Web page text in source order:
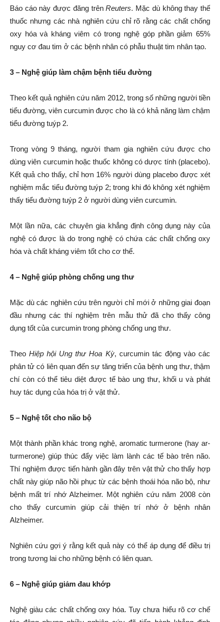
Báo cáo này được đăng trênReuters. Mặc dù không thay thế
thuốc nhưng các nhà nghiên cứu chỉ rõ rằng các chất chống
oxy hóa và kháng viêm có trong nghệ góp phần giảm 65%
nguy cơ đau tim ở các bệnh nhân có phẫu thuật tim nhân tạo.
3 – Nghệ giúp làm chậm bệnh tiểu đường
Theo kết quả nghiên cứu năm 2012, trong số những người tiền
tiểu đường, viên curcumin được cho là có khả năng làm chậm
tiểu đường tuýp 2.
Trong vòng 9 tháng, người tham gia nghiên cứu được cho
dùng viên curcumin hoặc thuốc không có dược tính (placebo).
Kết quả cho thấy, chỉ hơn 16% người dùng placebo được xét
nghiệm mắc tiểu đường tuýp 2; trong khi đó không xét nghiệm
thấy tiểu đường tuýp 2 ở người dùng viên curcumin.
Một lần nữa, các chuyên gia khẳng định công dụng này của
nghệ có được là do trong nghệ có chứa các chất chống oxy
hóa và chất kháng viêm tốt cho cơ thể.
4 – Nghệ giúp phòng chống ung thư
Mặc dù các nghiên cứu trên người chỉ mới ở những giai đoạn
đầu nhưng các thí nghiệm trên mẫu thử đã cho thấy công
dụng tốt của curcumin trong phòng chống ung thư.
TheoHiệp hội Ung thư Hoa Kỳ, curcumin tác động vào các
phân tử có liên quan đến sự tăng triển của bệnh ung thư, thậm
chí còn có thể tiêu diệt được tế bào ung thư, khối u và phát
huy tác dụng của hóa trị ở vật thử.
5 – Nghệ tốt cho não bộ
Một thành phần khác trong nghệ, aromatic turmerone (hay ar-
turmerone) giúp thúc đẩy việc làm lành các tế bào trên não.
Thí nghiệm được tiến hành gần đây trên vật thử cho thấy hợp
chất này giúp não hồi phục từ các bệnh thoái hóa não bộ, như
bệnh mất trí nhớ Alzheimer. Một nghiên cứu năm 2008 còn
cho thấy curcumin giúp cải thiện trí nhớ ở bệnh nhân
Alzheimer.
Nghiên cứu gợi ý rằng kết quả này có thể áp dụng để điều trị
trong tương lai cho những bệnh có liên quan.
6 – Nghệ giúp giảm đau khớp
Nghệ giàu các chất chống oxy hóa. Tuy chưa hiểu rõ cơ chế